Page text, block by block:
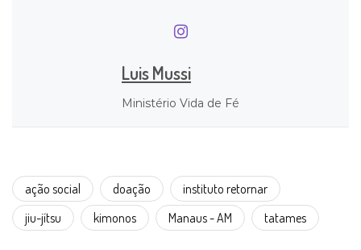
Luis Mussi
Ministério Vida de Fé
ação social doação
instituto retornar
jiu-jítsu
kimonos Manaus - AM tatames